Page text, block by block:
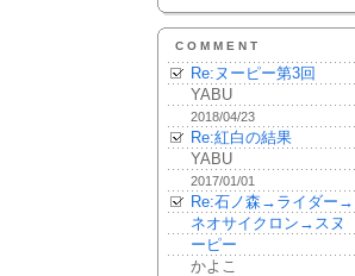
COMMENT
Re:ヌーピー第3回
YABU
2018/04/23
Re:紅白の結果
YABU
2017/01/01
Re:石ノ森→ライダー→
ネオサイクロン→スヌ
ーピー
かよこ